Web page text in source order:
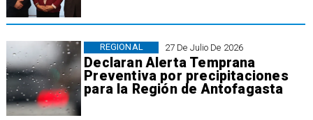
27 De Julio De 2026
Declaran Alerta Temprana
Preventiva por precipitaciones
para la Región de Antofagasta
REGIONAL